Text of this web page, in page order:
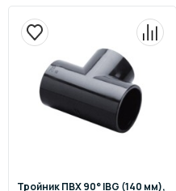
Тройник ПВХ 90° IBG (140 мм),